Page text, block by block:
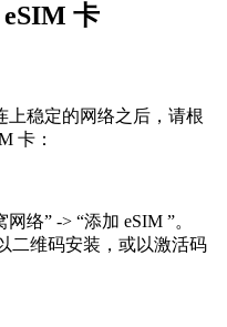
卡
上稳定的网络之后，请根
卡：
络” -> “添加 eSIM ”。
二维码安装，或以激活码